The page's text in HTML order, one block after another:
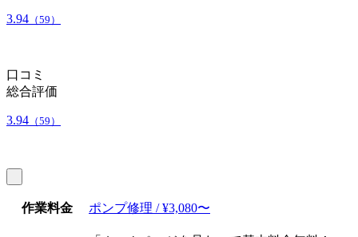
3.94 （59）
口コミ
総合評価
3.94 （59）
作業料金 ポンプ修理 / ¥3,080〜